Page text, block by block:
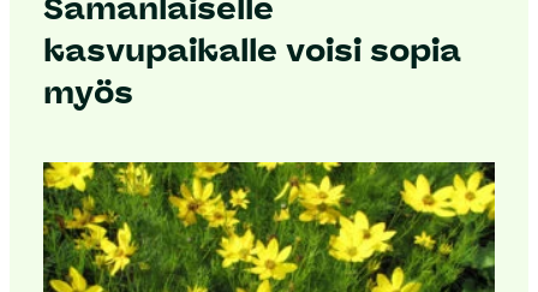
Samanlaiselle
kasvupaikalle voisi sopia
myös